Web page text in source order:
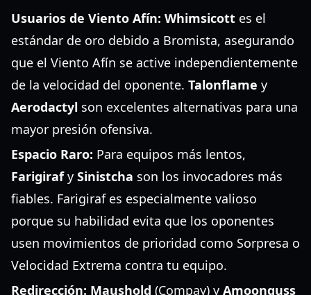
Usuarios de Viento Afín: Whimsicott es el
estándar de oro debido a Bromista, asegurando
que el Viento Afín se active independientemente
de la velocidad del oponente. Talonflame y
Aerodactyl son excelentes alternativas para una
mayor presión ofensiva.
Espacio Raro: Para equipos más lentos,
Farigirafy Sinistcha son los invocadores más
fiables. Farigiraf es especialmente valioso
porque su habilidad evita que los oponentes
usen movimientos de prioridad como Sorpresa o
Velocidad Extrema contra tu equipo.
Redirección: Maushold (Compay) y Amoonguss